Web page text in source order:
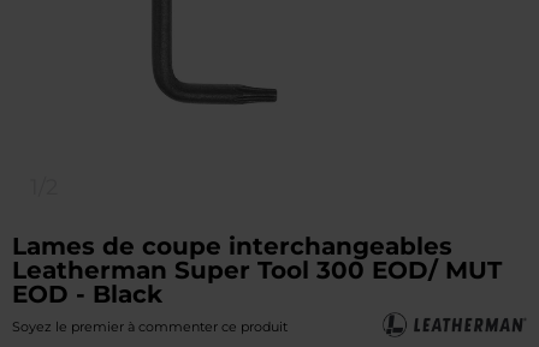
Lames de coupe interchangeables
Leatherman Super Tool 300 EOD/ MUT
EOD - Black
Soyez le premier à commenter ce produit